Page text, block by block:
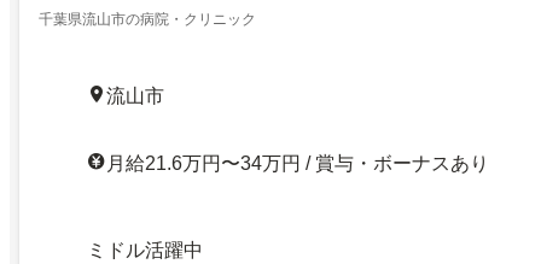
千葉県流山市の病院・クリニック
流山市
月給21.6万円〜34万円 / 賞与・ボーナスあり
ミドル活躍中